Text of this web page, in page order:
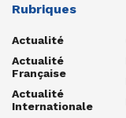
Rubriques
Actualité
Actualité
Française
Actualité
Internationale